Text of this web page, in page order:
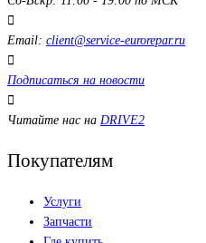
Email: client@service-eurorepar.ru
Подписаться на новости
Читайте нас на DRIVE2
Покупателям
Услуги
Запчасти